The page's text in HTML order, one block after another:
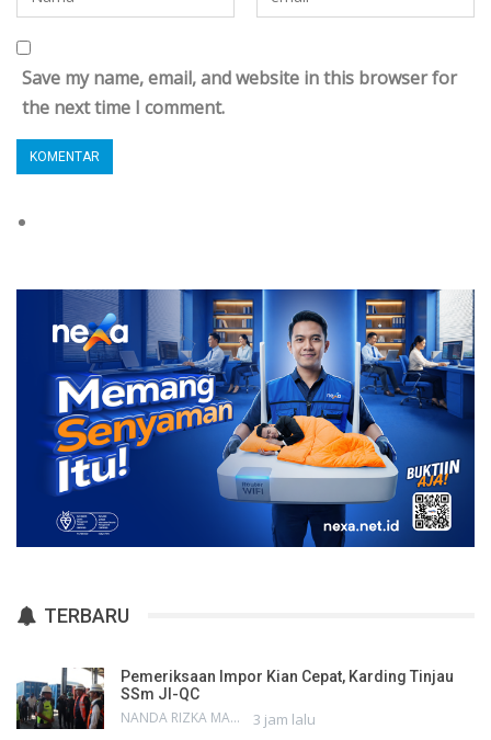
Save my name, email, and website in this browser for
the next time I comment.
TERBARU
Pemeriksaan Impor Kian Cepat, Karding Tinjau
SSm JI-QC
NANDA RIZKA MAHENDRA 3 jam lalu